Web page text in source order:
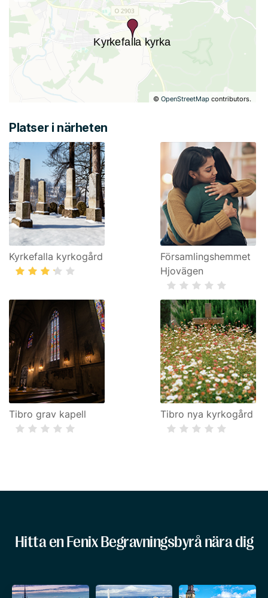
©OpenStreetMap contributors.
Platser i närheten
Kyrkefalla kyrkogård
Församlingshemmet
Hjovägen
Tibro grav kapell Tibro nya kyrkogård
Hitta en Fenix Begravningsbyrå nära dig